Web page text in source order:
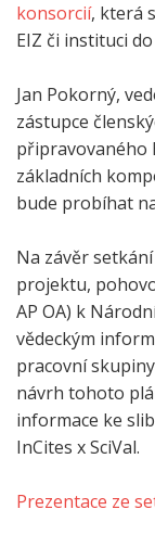
konsorcií, která
EIZ či instituci
Jan Pokorný,
zástupce
připravovaného
základních
bude probíhat
Na závěr
projektu,
AP OA) k
vědeckým
pracovní
návrh tohoto
informace ke
InCites x SciVal.
Prezentace ze